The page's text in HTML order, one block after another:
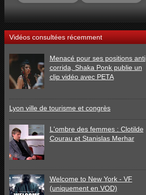
Vidéos consultées récemment
Menacé pour ses positions anti
corrida, Shaka Ponk publie un
clip vidéo avec PETA
Lyon ville de tourisme et congrès
L'ombre des femmes : Clotilde
Courau et Stanislas Merhar
Welcome to New York - VF
(uniquement en VOD)